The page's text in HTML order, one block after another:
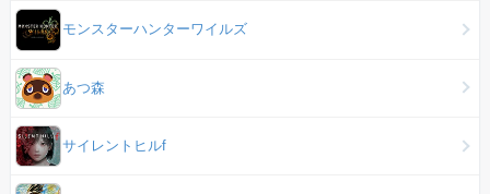
モンスターハンターワイルズ
あつ森
サイレントヒルf